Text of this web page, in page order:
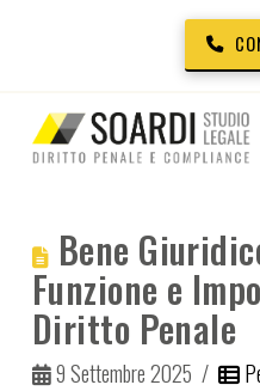
Bene
Funzione e
Diritto Penale
9 Settembre 2025